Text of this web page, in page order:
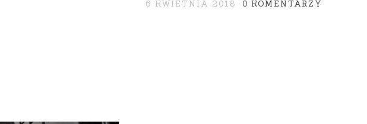
6 KWIETNIA 2018 0 KOMENTARZY